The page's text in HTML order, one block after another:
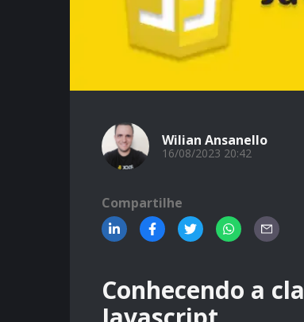
Wilian Ansanello
16/08/2023 20:42
Compartilhe
Conhecendo a